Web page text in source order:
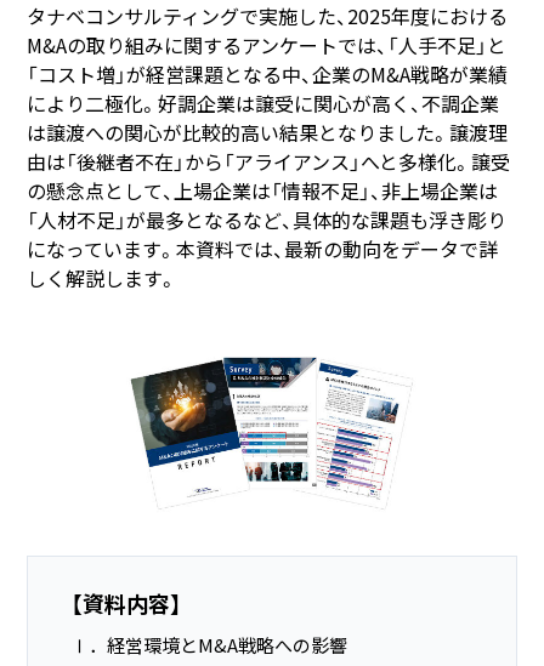
タナベコンサルティングで実施した、2025年度における
M&Aの取り組みに関するアンケートでは、「人手不足」と
「コスト増」が経営課題となる中、企業のM&A戦略が業績
により二極化。好調企業は譲受に関心が高く、不調企業
は譲渡への関心が比較的高い結果となりました。譲渡理
由は「後継者不在」から「アライアンス」へと多様化。譲受
の懸念点として、上場企業は「情報不足」、非上場企業は
「人材不足」が最多となるなど、具体的な課題も浮き彫り
になっています。本資料では、最新の動向をデータで詳
しく解説します。
【資料内容】
Ⅰ．経営環境とM&A戦略への影響